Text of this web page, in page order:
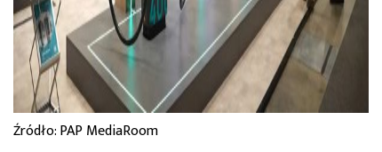
Źródło: PAP MediaRoom